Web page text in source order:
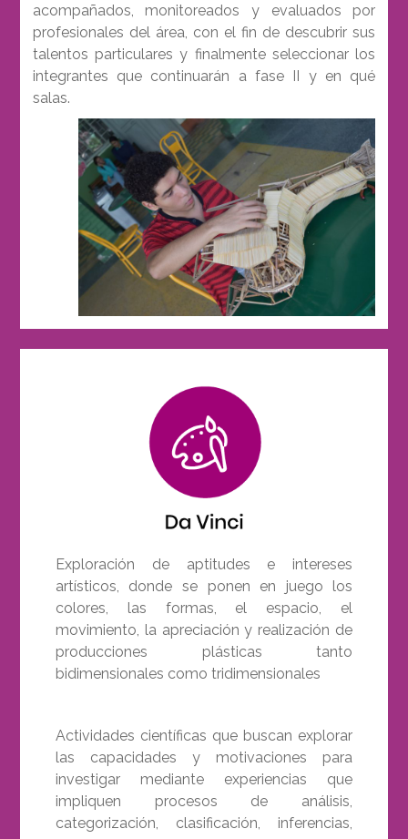
acompañados, monitoreados y evaluados por
profesionales del área, con el fin de descubrir sus
talentos particulares y finalmente seleccionar los
integrantes que continuarán a fase II y en qué
salas.
Exploración de aptitudes e intereses
artísticos, donde se ponen en juego los
colores, las formas, el espacio, el
movimiento, la apreciación y realización de
producciones plásticas tanto
bidimensionales como tridimensionales
Actividades científicas que buscan explorar
las capacidades y motivaciones para
investigar mediante experiencias que
impliquen procesos de análisis,
categorización, clasificación, inferencias,